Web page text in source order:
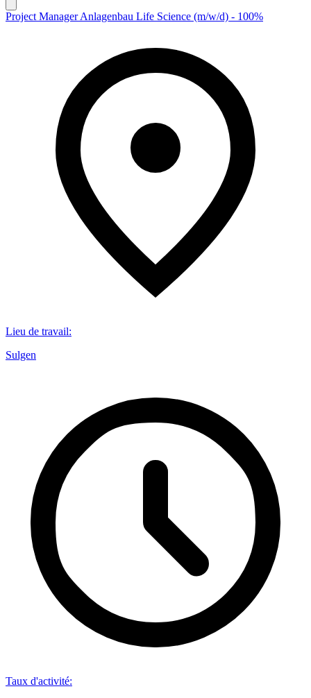
Project Manager Anlagenbau Life Science (m/w/d) - 100%
Lieu de travail:
Sulgen
Taux d'activité: